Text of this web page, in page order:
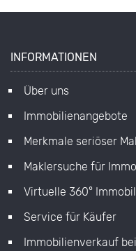
INFORMATIONEN
Über uns
Immobilienangebote
Merkmale seriöser
Maklersuche für
Virtuelle 360°
Service für Käufer
Immobilienverkauf